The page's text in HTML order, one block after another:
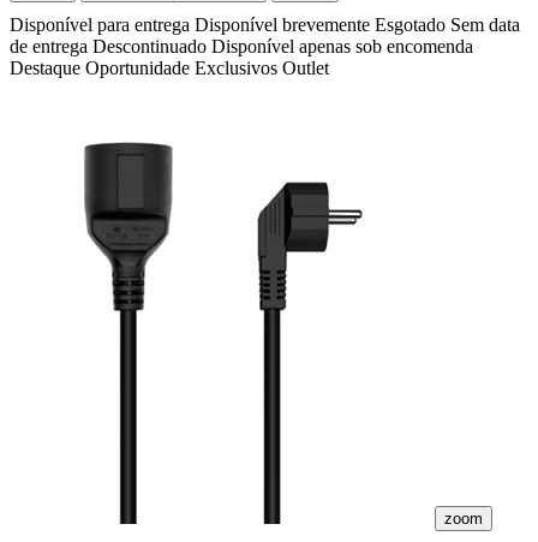
Disponível para entrega Disponível brevemente Esgotado Sem data
de entrega Descontinuado Disponível apenas sob encomenda
Destaque Oportunidade Exclusivos Outlet
zoom